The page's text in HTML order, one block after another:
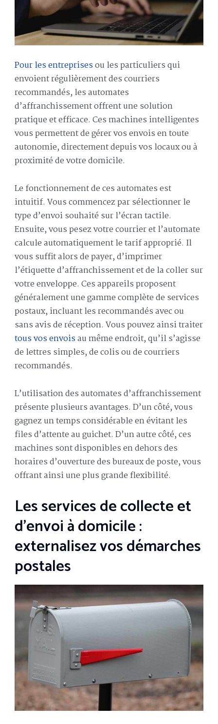
Pour les entreprisesou les particuliers qui
envoient régulièrement des courriers
recommandés, les automates
d’affranchissement offrent une solution
pratique et efficace. Ces machines intelligentes
vous permettent de gérer vos envois en toute
autonomie, directement depuis vos locaux ou à
proximité de votre domicile.
Le fonctionnement de ces automates est
intuitif. Vous commencez par sélectionner le
type d’envoi souhaité sur l’écran tactile.
Ensuite, vous pesez votre courrier et l’automate
calcule automatiquement le tarif approprié. Il
vous suffit alors de payer, d’imprimer
l’étiquette d’affranchissement et de la coller sur
votre enveloppe. Ces appareils proposent
généralement une gamme complète de services
postaux, incluant les recommandés avec ou
sans avis de réception. Vous pouvez ainsi traiter
tous vos envoisau même endroit, qu’il s’agisse
de lettres simples, de colis ou de courriers
recommandés.
L’utilisation des automates d’affranchissement
présente plusieurs avantages. D’un côté, vous
gagnez un temps considérable en évitant les
files d’attente au guichet. D’un autre côté, ces
machines sont disponibles en dehors des
horaires d’ouverture des bureaux de poste, vous
offrant ainsi une plus grande flexibilité.
Les services de collecte et
d’envoi à domicile :
externalisez vos démarches
postales